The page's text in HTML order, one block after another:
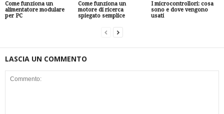
Come funziona un
alimentatore modulare
per PC
Come funziona un
motore di ricerca
spiegato semplice
I microcontrollori: cosa
sono e dove vengono
usati
LASCIA UN COMMENTO